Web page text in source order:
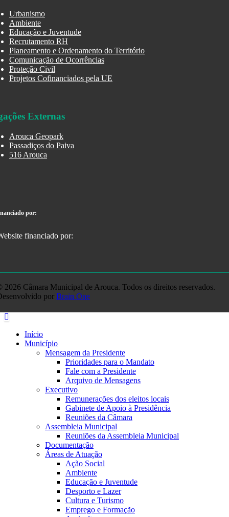
Urbanismo
Ambiente
Educação e Juventude
Recrutamento RH
Planeamento e Ordenamento do Território
Comunicação de Ocorrências
Proteção Civil
Projetos Cofinanciados pela UE
Externas
Arouca Geopark
Passadiços do Paiva
516 Arouca
por:
2026 Câmara Municipal de Arouca. Todos os direitos reservados.
por Brain One
Início
Município
Mensagem da Presidente
Prioridades para o Mandato
Fale com a Presidente
Arquivo de Mensagens
Executivo
Remunerações dos eleitos locais
Gabinete de Apoio à Presidência
Reuniões da Câmara
Assembleia Municipal
Reuniões da Assembleia Municipal
Documentação
Áreas de Atuação
Ação Social
Ambiente
Educação e Juventude
Desporto e Lazer
Cultura e Turismo
Emprego e Formação